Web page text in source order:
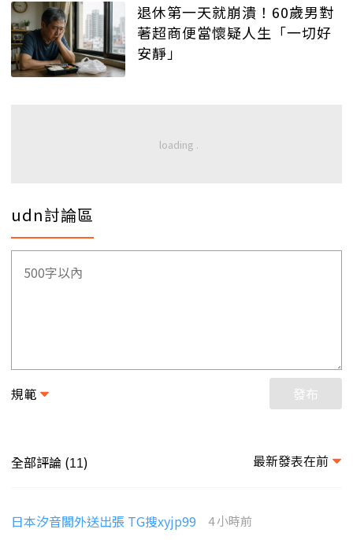
退休第一天就崩潰！60歲男對
著超商便當懷疑人生「一切好
安靜」
udn討論區
規範 發布
全部評論 (11) 最新發表在前
日本汐音閣外送出張 TG搜xyjp99 4 小時前